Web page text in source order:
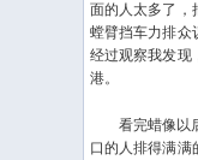
面的人太多了，
螳臂挡车力排众
经过观察我发现
港。
看完蜡像以后
口的人排得满满